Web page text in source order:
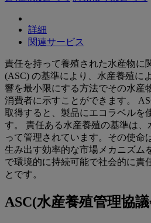
詳細
関連サービス
責任を持って養殖された水産物に
(ASC) の基準により、水産養殖に
響を最小限にする方法でその水産
消費者に示すことができます。
取得すると、製品にエコラベルを
す。 責任ある水産養殖の基準は、
って管理されています。その使命
生み出す効率的な市場メカニズム
で環境的に持続可能で社会的に責
とです。
ASC(水産養殖管理協